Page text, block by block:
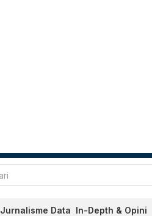
Jurnalisme Data In-Depth & Opini